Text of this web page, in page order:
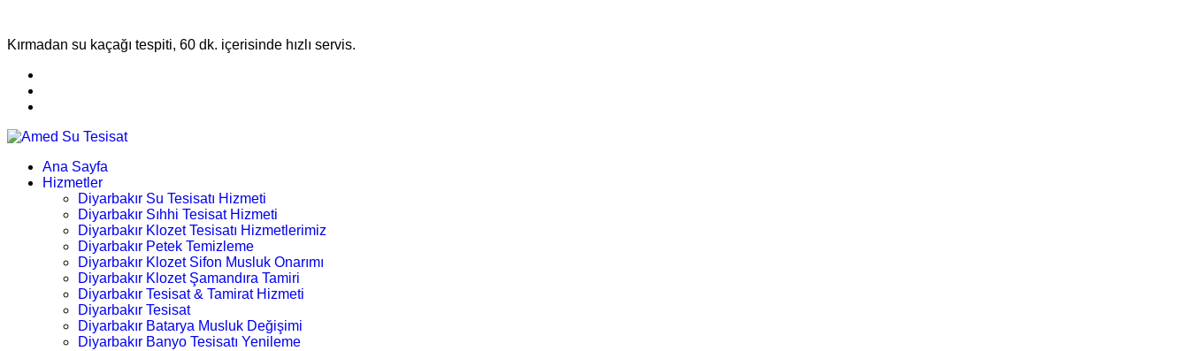
Kırmadan su kaçağı tespiti, 60 dk. içerisinde hızlı servis.
Ana Sayfa
Hizmetler
Diyarbakır Su Tesisatı Hizmeti
Diyarbakır Sıhhi Tesisat Hizmeti
Diyarbakır Klozet Tesisatı Hizmetlerimiz
Diyarbakır Petek Temizleme
Diyarbakır Klozet Sifon Musluk Onarımı
Diyarbakır Klozet Şamandıra Tamiri
Diyarbakır Tesisat & Tamirat Hizmeti
Diyarbakır Tesisat
Diyarbakır Batarya Musluk Değişimi
Diyarbakır Banyo Tesisatı Yenileme